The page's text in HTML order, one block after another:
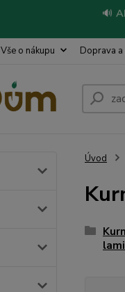
🔊
Vše o nákupu Doprava
Úvod